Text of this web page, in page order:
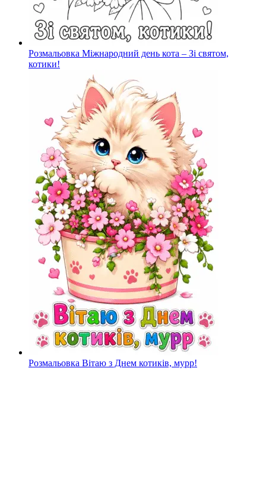
Розмальовка Міжнародний день кота – Зі святом,
котики!
Розмальовка Вітаю з Днем котиків, мурр!